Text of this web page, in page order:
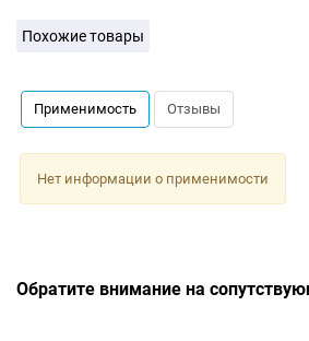
Похожие товары
Применимость Отзывы
Нет информации о применимости
Обратите внимание на